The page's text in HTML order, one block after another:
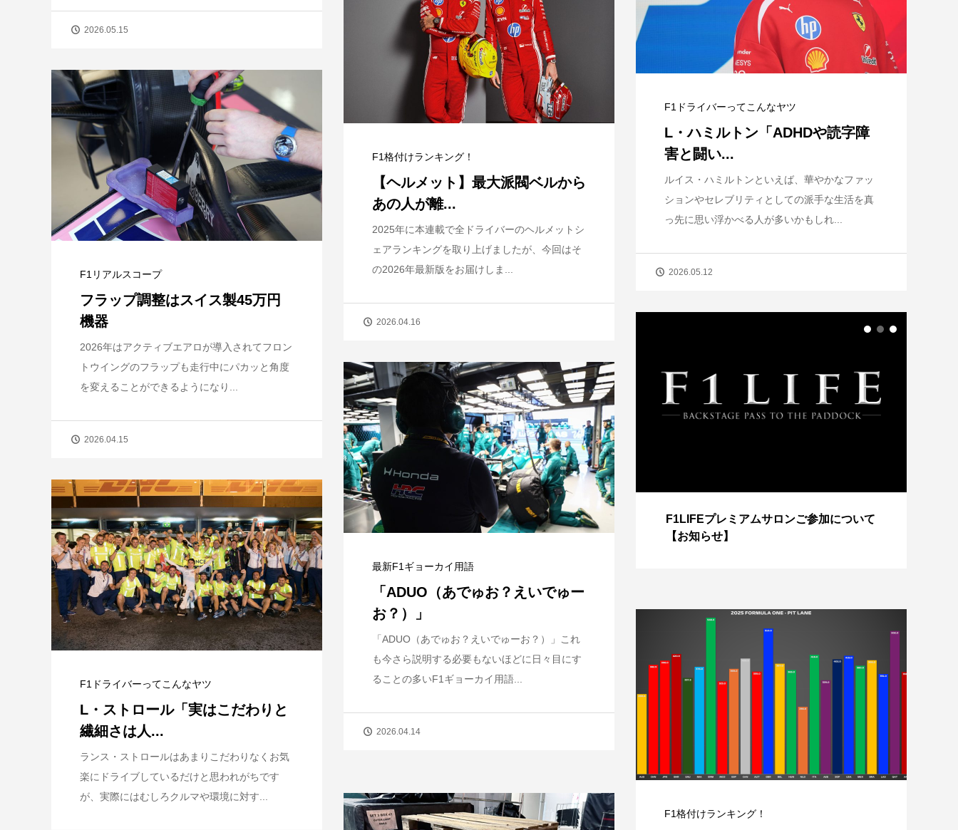
2026.05.15
F1ドライバーってこんなヤツ
L・ハミルトン「ADHDや読字障
害と闘い...
ルイス・ハミルトンといえば、華やかなファッ
ションやセレブリティとしての派手な生活を真
っ先に思い浮かべる人が多いかもしれ...
2026.05.12
F1格付けランキング！
【ヘルメット】最大派閥ベルから
あの人が離...
2025年に本連載で全ドライバーのヘルメットシ
ェアランキングを取り上げましたが、今回はそ
の2026年最新版をお届けしま...
2026.04.16
F1リアルスコープ
フラップ調整はスイス製45万円
機器
2026年はアクティブエアロが導入されてフロン
トウイングのフラップも走行中にパカッと角度
を変えることができるようになり...
2026.04.15
【短期集中連載】ホンダ第4期、苦境と
成功のターニングポイント
F1LIFEプレミアムサロンご参加について
【お知らせ】
最新F1ギョーカイ用語
「ADUO（あでゅお？えいでゅー
お？）」
「ADUO（あでゅお？えいでゅーお？）」これ
も今さら説明する必要もないほどに日々目にす
ることの多いF1ギョーカイ用語...
2026.04.14
F1ドライバーってこんなヤツ
L・ストロール「実はこだわりと
繊細さは人...
ランス・ストロールはあまりこだわりなくお気
楽にドライブしているだけと思われがちです
が、実際にはむしろクルマや環境に対す...
F1格付けランキング！